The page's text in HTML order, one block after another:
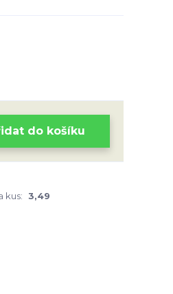
do košíku
kus: 3,49